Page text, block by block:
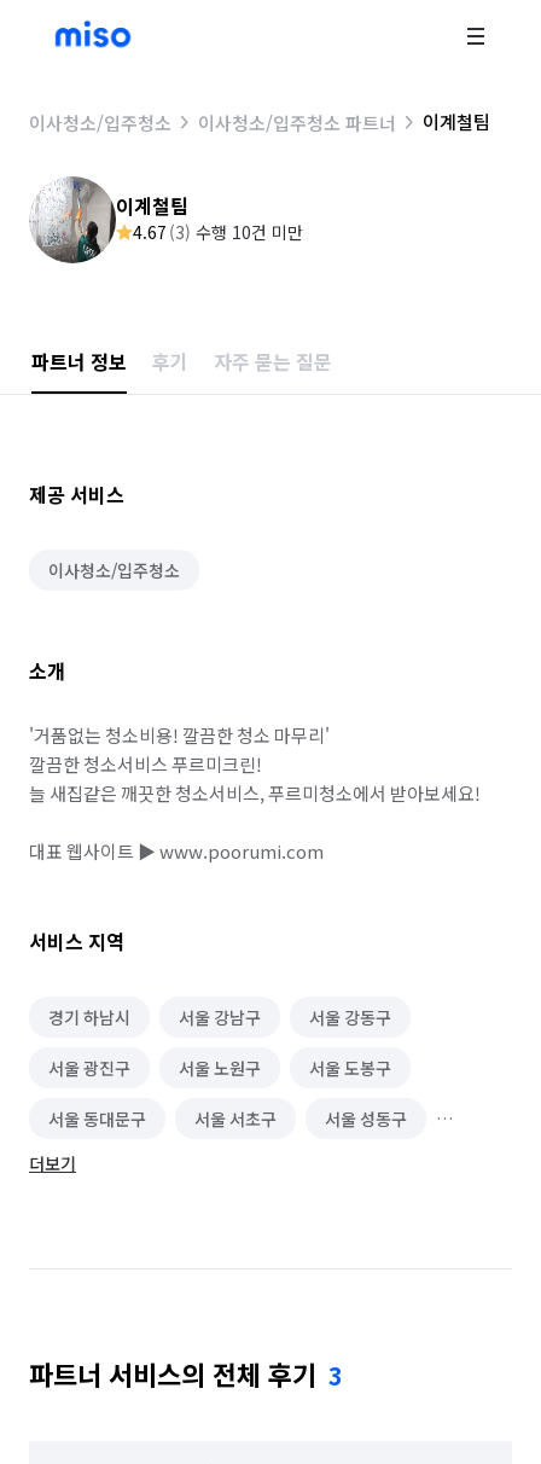
이사청소/입주청소 이사청소/입주청소 파트너 이계철팀
이계철팀
4.67 (3) 수행 10건 미만
파트너 정보 후기 자주 묻는 질문
제공 서비스
이사청소/입주청소
소개
'거품없는 청소비용! 깔끔한 청소 마무리'
깔끔한 청소서비스 푸르미크린!
늘 새집같은 깨끗한 청소서비스, 푸르미청소에서 받아보세요!
대표 웹사이트 ▶ www.poorumi.com
서비스 지역
경기 하남시 서울 강남구 서울 강동구
서울 광진구 서울 노원구 서울 도봉구
서울 동대문구 서울 서초구 서울 성동구
서울 성북구
더보기
파트너 서비스의 전체 후기 3